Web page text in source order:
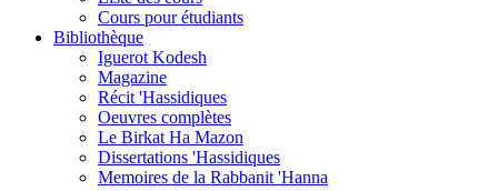
Cours pour étudiants
Bibliothèque
Iguerot Kodesh
Magazine
Récit 'Hassidiques
Oeuvres complètes
Le Birkat Ha Mazon
Dissertations 'Hassidiques
Memoires de la Rabbanit 'Hanna